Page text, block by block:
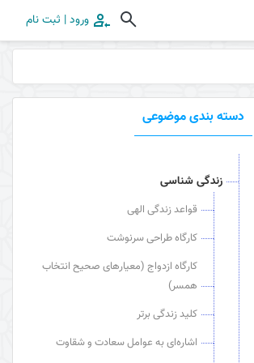
ورود | ثبت نام
دسته بندی موضوعی
زندگی شناسی
قواعد زندگی الهی
کارگاه طراحی سرنوشت
کارگاه ازدواج (معیارهای صحیح انتخاب
همسر)
کلید زندگی برتر
اشاره‌ای به عوامل سعادت و شقاوت